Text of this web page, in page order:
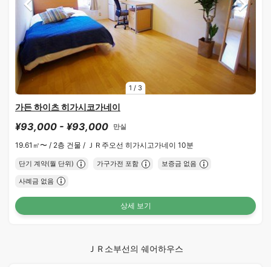
1 / 3
가든 하이츠 히가시코가네이
¥93,000 - ¥93,000 만실
19.61㎡〜 / 2층 건물 / ＪＲ주오선 히가시고가네이 10분
단기 계약(월 단위) 가구가전 포함 보증금 없음
사례금 없음
상세 보기
ＪＲ소부선의 쉐어하우스